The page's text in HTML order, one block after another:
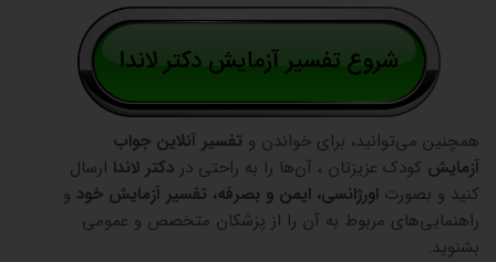
همچنین می‌توانید، برای خواندن و تفسیر آنلاین جواب
آزمایش کودک عزیزتان ، آن‌ها را به راحتی در دکتر لاندا ارسال
کنید و بصورت اورژانسی، ایمن و بصرفه، تفسیر آزمایش خود و
راهنمایی‌های مربوط به آن را از پزشکان متخصص و عمومی
بشنوید.